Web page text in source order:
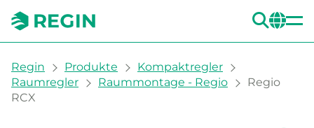
You are here:
Regin Produkte
Kompaktregler
Raumregler
Raummontage - Regio
Regio
RCX